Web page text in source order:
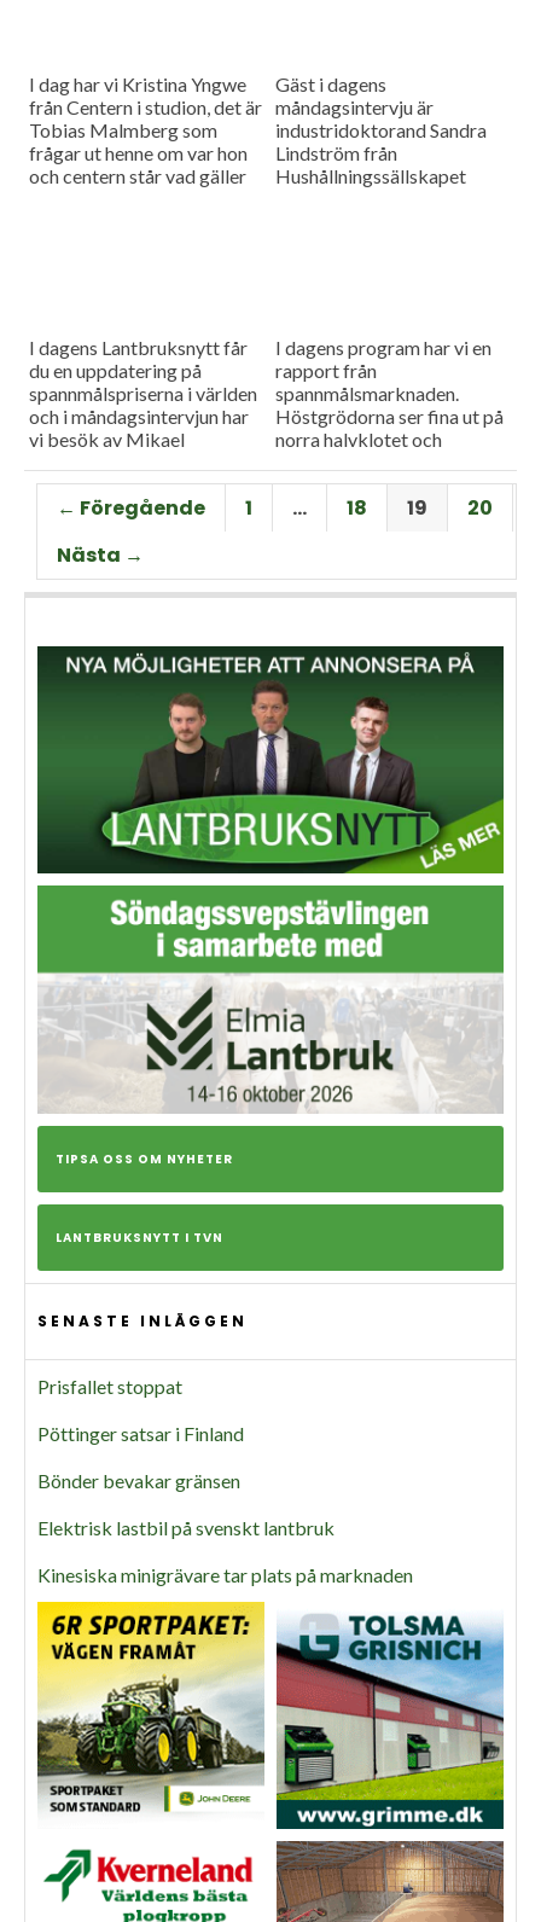
I dag har vi Kristina Yngwe
från Centern i studion, det är
Tobias Malmberg som
frågar ut henne om var hon
och centern står vad gäller
Gäst i dagens
måndagsintervju är
industridoktorand Sandra
Lindström från
Hushållningssällskapet
I dagens Lantbruksnytt får
du en uppdatering på
spannmålspriserna i världen
och i måndagsintervjun har
vi besök av Mikael
Lantmännen.
I dagens program har vi en
rapport från
spannmålsmarknaden.
Höstgrödorna ser fina ut på
norra halvklotet och
Gäst i vår måndagsintervju
är Torbjörn Lithell från HK
Scan som berättar om
slakteribranchens
utmaningar framöver.
← Föregående 1 … 18 19
20
Nästa →
TIPSA OSS OM NYHETER
LANTBRUKSNYTT I TVN
SENASTE INLÄGGEN
Prisfallet stoppat
Pöttinger satsar i Finland
Bönder bevakar gränsen
Elektrisk lastbil på svenskt lantbruk
Kinesiska minigrävare tar plats på marknaden